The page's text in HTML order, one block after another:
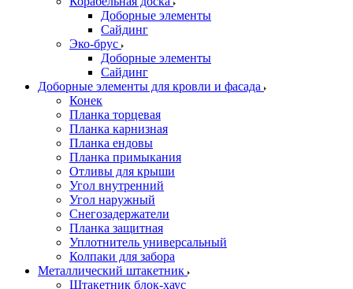
Доборные элементы
Сайдинг
Эко-брус
Доборные элементы
Сайдинг
Доборные элементы для кровли и фасада
Конек
Планка торцевая
Планка карнизная
Планка ендовы
Планка примыкания
Отливы для крыши
Угол внутренний
Угол наружный
Снегозадержатели
Планка защитная
Уплотнитель универсальный
Колпаки для забора
Металлический штакетник
Штакетник блок-хаус